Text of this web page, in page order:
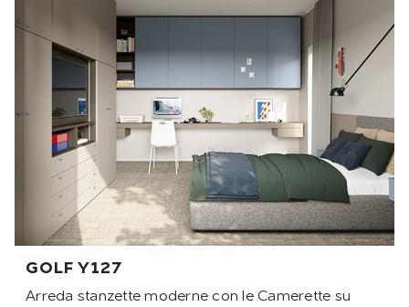
GOLF Y127
Arreda stanzette moderne con le Camerette su